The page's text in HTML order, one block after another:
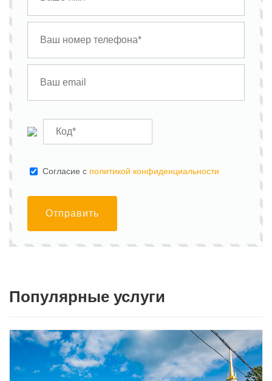
Cогласие с политикой конфиденциальности
Отправить
Популярные услуги